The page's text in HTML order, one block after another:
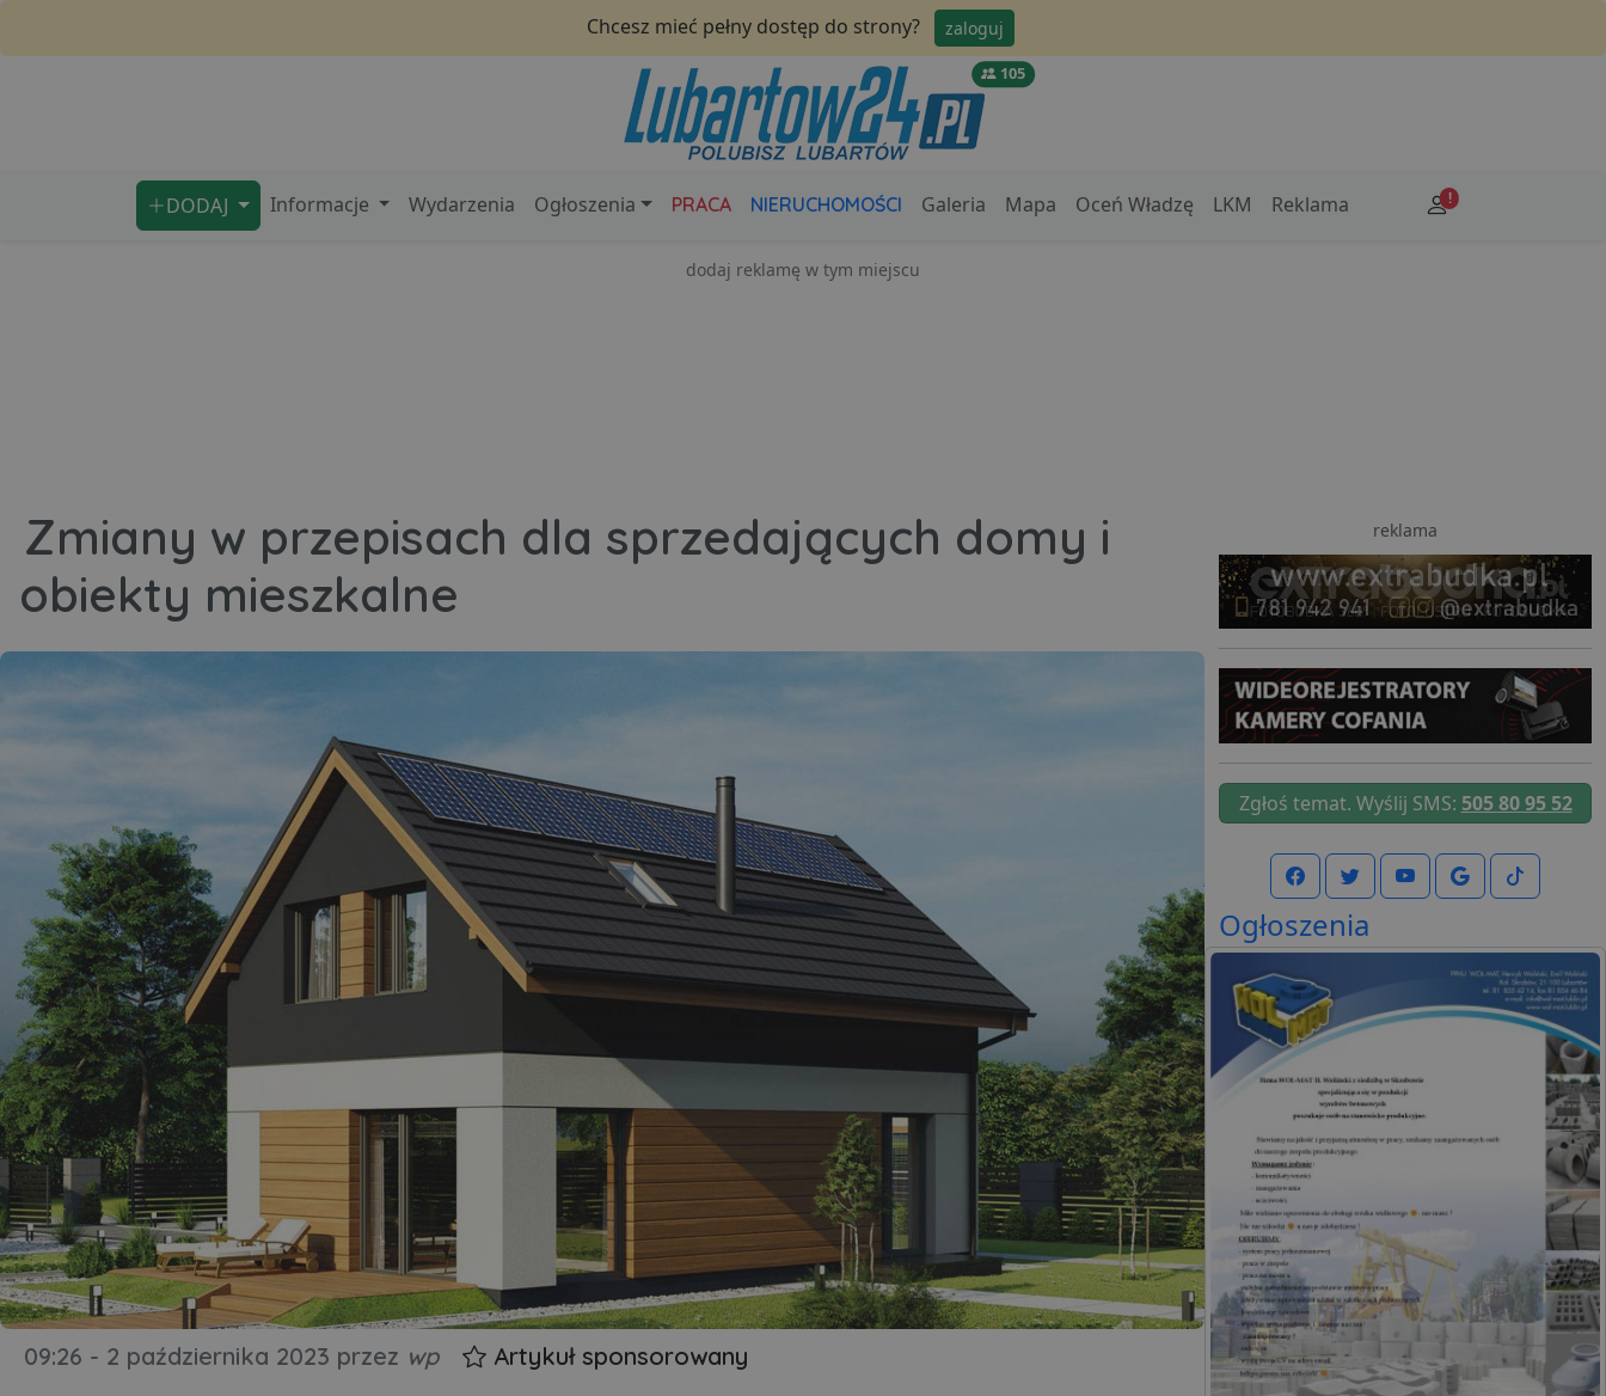
Chcesz mieć pełny dostęp do strony? zaloguj
105
DODAJ Informacje Wydarzenia Ogłoszenia PRACA NIERUCHOMOŚCI Galeria Mapa Oceń Władzę LKM Reklama !
dodaj reklamę w tym miejscu
Zmiany w przepisach dla sprzedających domy i
obiekty mieszkalne
09:26 - 2 października 2023 przez wp Artykuł sponsorowany
reklama
Zgłoś temat. Wyślij SMS: 505 80 95 52
Ogłoszenia